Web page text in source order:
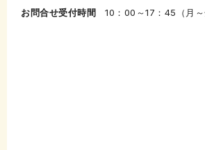
お問合せ受付時間 10：00～17：45（月～